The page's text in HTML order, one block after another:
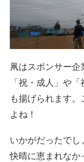
凧はスポンサー企
「祝・成人」や
も揚げられます
よね！
いかがだったでし
快晴に恵まれなか